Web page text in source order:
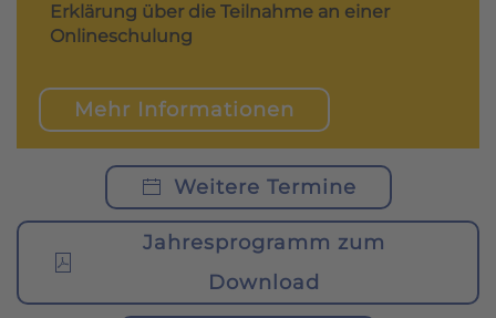
Erklärung über die Teilnahme an einer
Onlineschulung
Mehr Informationen
Weitere Termine
Jahresprogramm zum
Download